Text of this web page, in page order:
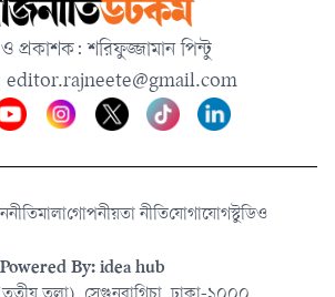
পরিমাণ পণ্যের ক্ষয়ক্ষতি এবং
দেশটির বিস্তৃত সরবরাহ নেটওয়ার্কে
বড় ধরনের বিঘ্ন সৃষ্টি হয়
প্রকাশক: শরিফুজ্জামান পিন্টু
editor.rajneete@gmail.com
নীতিমালাগোপনীয়তা নীতিযোগাযোগস্টুডিও
Powered By: idea hub